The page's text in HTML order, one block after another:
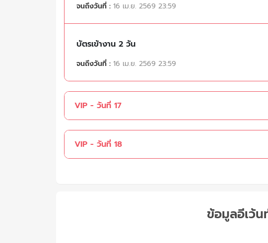
จนถึงวันที่ : 16 เม.ย. 2569 23:59
บัตรเข้างาน 2 วัน
จนถึงวันที่ : 16 เม.ย. 2569 23:59
VIP - วันที่ 17
VIP - วันที่ 18
ข้อมูลอีเว้น